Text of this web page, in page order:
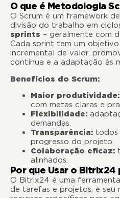
O que é Metodologia
O Scrum é um framework
divisão do trabalho em
sprints – geralmente com
Cada sprint tem um
incremental de valor,
contínua e a adaptação às
Benefícios do Scrum:
Maior produtividade:
com metas claras e
Flexibilidade:
demandas.
Transparência: todos
progresso do projeto.
Colaboração eficaz:
alinhados.
Por que Usar o Bitrix24
O Bitrix24 é uma
de tarefas e projetos, e seu